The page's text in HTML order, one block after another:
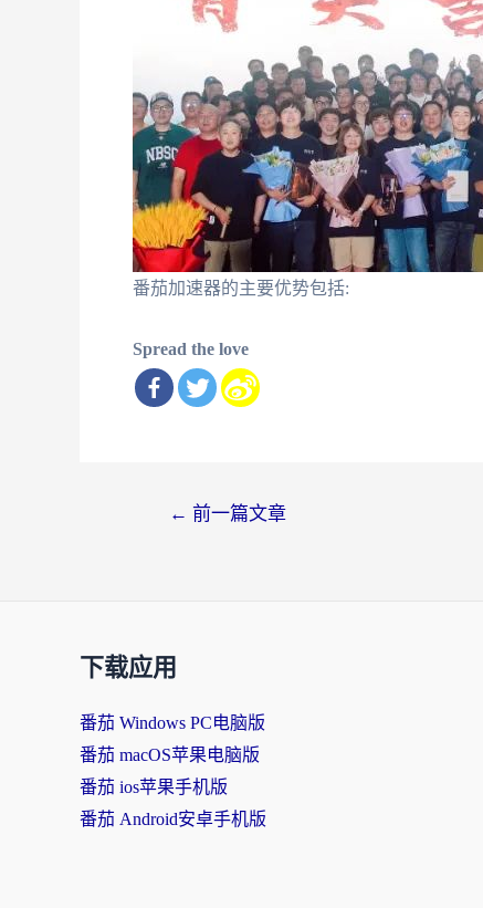
番茄加速器的主要优势包括:
Spread the love
← 前一篇文章
下载应用
番茄 Windows PC电脑版
番茄 macOS苹果电脑版
番茄 ios苹果手机版
番茄 Android安卓手机版